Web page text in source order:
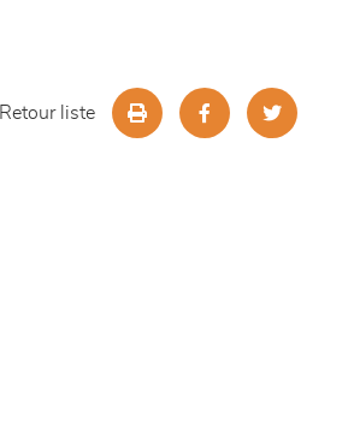
Retour liste